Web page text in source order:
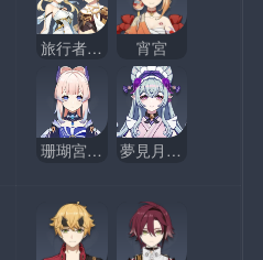
旅行者（雷） 宵宮
珊瑚宮心海 夢見月瑞希